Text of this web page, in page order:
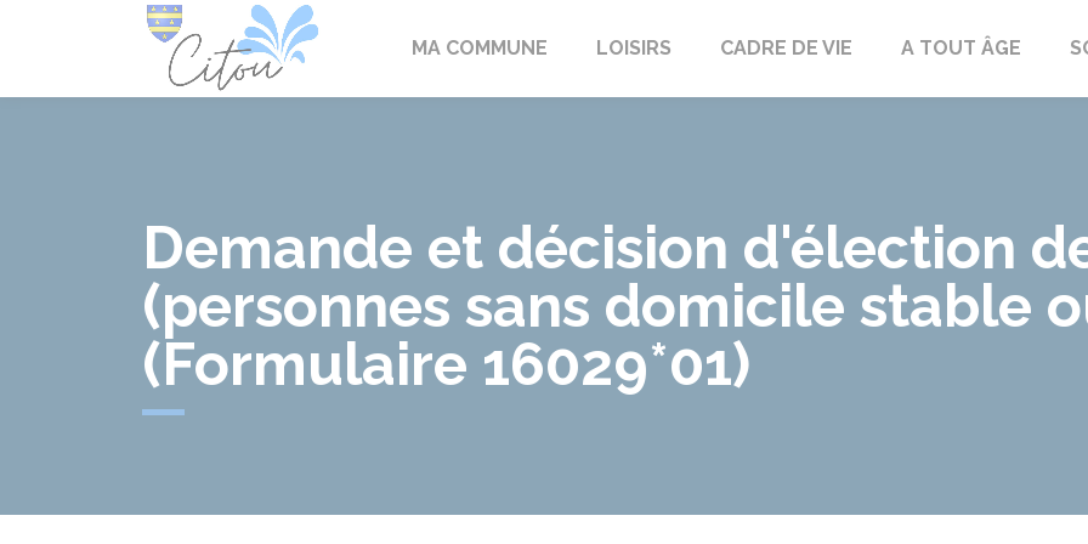
MA COMMUNE LOISIRS CADRE DE VIE A TOUT ÂGE
Demande et décision d'élection
(personnes sans domicile stable
(Formulaire 16029*01)